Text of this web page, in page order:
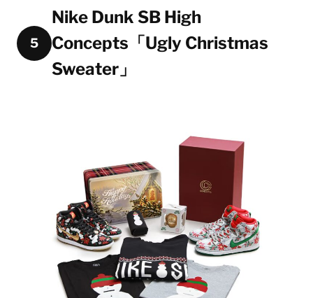
5
Nike Dunk SB High
Concepts「Ugly Christmas
Sweater」